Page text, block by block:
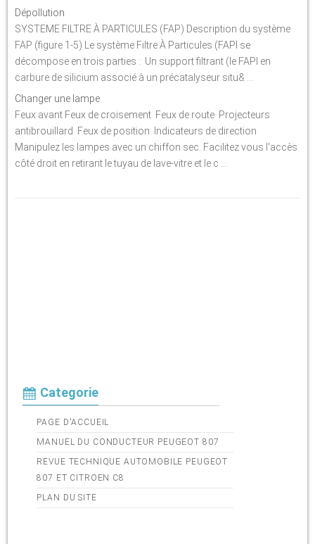
Dépollution
SYSTEME FILTRE À PARTICULES (FAP) Description du système
FAP (figure 1-5) Le système Filtre À Particules (FAPI se
décompose en trois parties : Un support filtrant (le FAPI en
carbure de silicium associé à un précatalyseur situ& ...
Changer une lampe
Feux avant Feux de croisement Feux de route Projecteurs
antibrouillard Feux de position Indicateurs de direction
Manipulez les lampes avec un chiffon sec. Facilitez vous l'accès
côté droit en retirant le tuyau de lave-vitre et le c ...
Categorie
PAGE D'ACCUEIL
MANUEL DU CONDUCTEUR PEUGEOT 807
REVUE TECHNIQUE AUTOMOBILE PEUGEOT
807 ET CITROEN C8
PLAN DU SITE